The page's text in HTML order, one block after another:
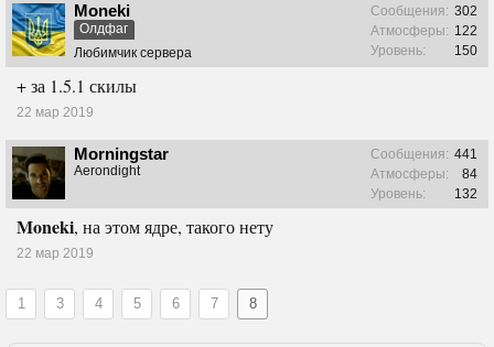
Moneki
Олдфаг
Любимчик сервера
Сообщения: 302
Атмосферы: 122
Уровень:
150
+ за 1.5.1 скилы
22 мар 2019
Morningstar
Aerondight
Сообщения: 441
Атмосферы:
84
Уровень:
132
Moneki, на этом ядре, такого нету
22 мар 2019
1 3 4 5 6 7 8